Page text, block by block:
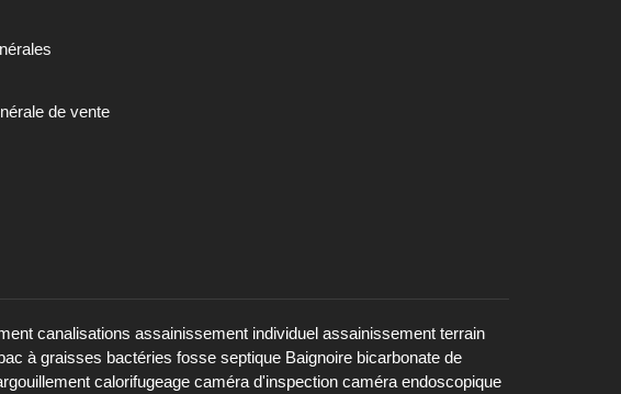
de vente
canalisations assainissement individuel assainissement terrain
à graisses bactéries fosse septique Baignoire bicarbonate de
calorifugeage caméra d'inspection caméra endoscopique